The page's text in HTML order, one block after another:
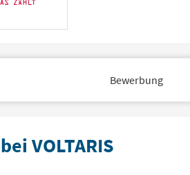
Bewerbung
VOLTARIS